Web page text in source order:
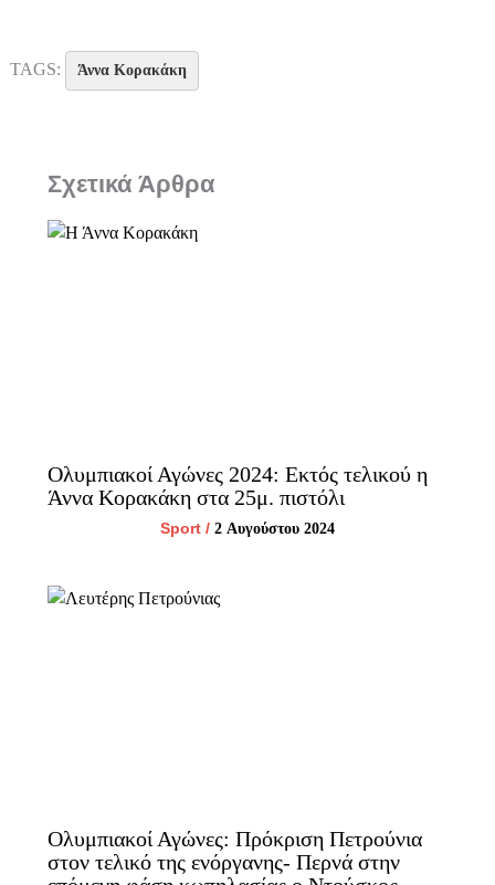
TAGS: Άννα Κορακάκη
Σχετικά Άρθρα
Ολυμπιακοί Αγώνες 2024: Εκτός τελικού η
Άννα Κορακάκη στα 25μ. πιστόλι
Sport / 2 Αυγούστου 2024
Ολυμπιακοί Αγώνες: Πρόκριση Πετρούνια
στον τελικό της ενόργανης- Περνά στην